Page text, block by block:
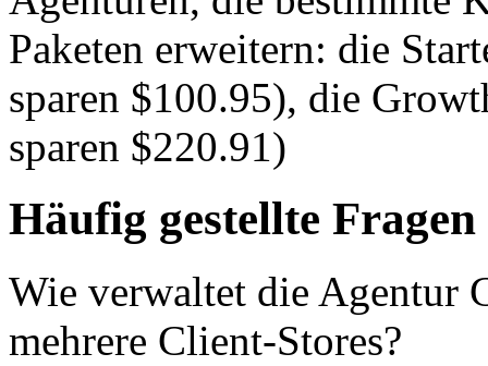
Paketen erweitern: die
sparen $100.95), die
sparen $220.91)
Häufig gestellte
Wie verwaltet die Agentur
mehrere Client-Stores?